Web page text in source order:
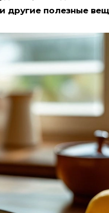
другие полезные